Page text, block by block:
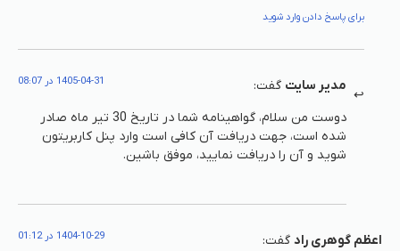
برای پاسخ دادن وارد شوید
مدیر سایت گفت: 1405-04-31 در 08:07
دوست من سلام، گواهینامه شما در تاریخ 30 تیر ماه صادر
شده است، جهت دریافت آن کافی است وارد پنل کاربریتون
شوید و آن را دریافت نمایید، موفق باشین.
اعظم گوهری راد گفت: 1404-10-29 در 01:12